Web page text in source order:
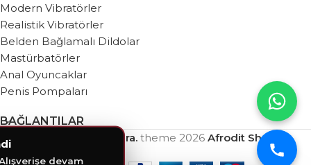
Modern Vibratörler
Realistik Vibratörler
Belden Bağlamalı Dildolar
Mastürbatörler
Anal Oyuncaklar
Penis Pompaları
BAĞLANTILAR
WebZera. theme 2026 Afrodit Shop
devam